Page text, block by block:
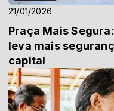
21/01/2026
Praça Mais
leva mais
capital